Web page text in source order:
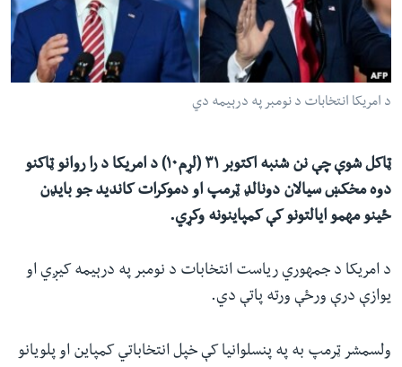
شئ
لټون
ځای
له مونږ سره په تماس کې پاتې شئ
د امریکا انتخابات د نومبر په درېیمه دي
ټاکل شوې چې نن شنبه اکتوبر ۳۱ (لړم۱۰) د امریکا د را روانو ټاکنو
دوه مخکښ سیالان دونالډ ټرمپ او دموکرات کاندید جو بایډن
ځینو مهمو ایالتونو کې کمپاینونه وکړي.
د امریکا د جمهوري ریاست انتخابات د نومبر په درېیمه کیږي او
یوازې درې ورځې ورته پاتې دي.
ولسمشر ټرمپ به په پنسلوانیا کې خپل انتخاباتي کمپاین او پلویانو